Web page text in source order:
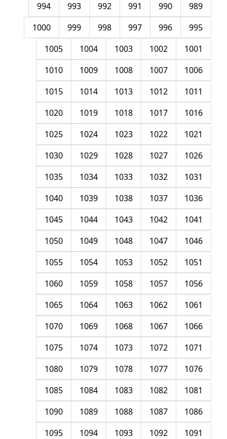
989
990
991
992
993
994
995
996
997
998
999
1000
1001
1002
1003
1004
1005
1006
1007
1008
1009
1010
1011
1012
1013
1014
1015
1016
1017
1018
1019
1020
1021
1022
1023
1024
1025
1026
1027
1028
1029
1030
1031
1032
1033
1034
1035
1036
1037
1038
1039
1040
1041
1042
1043
1044
1045
1046
1047
1048
1049
1050
1051
1052
1053
1054
1055
1056
1057
1058
1059
1060
1061
1062
1063
1064
1065
1066
1067
1068
1069
1070
1071
1072
1073
1074
1075
1076
1077
1078
1079
1080
1081
1082
1083
1084
1085
1086
1087
1088
1089
1090
1091
1092
1093
1094
1095